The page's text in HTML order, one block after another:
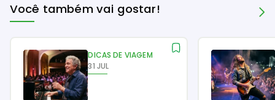
Você também vai gostar!
DICAS DE VIAGEM
31 JUL